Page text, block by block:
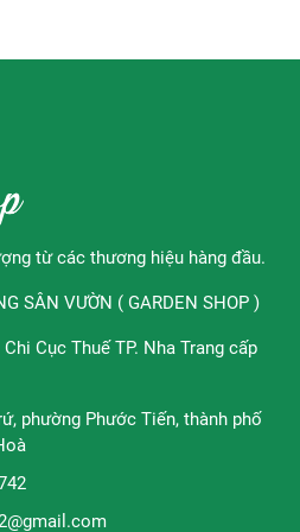
cho da, giúp da săn chắc và
hấp thụ dưỡng chất, mang
cấp dưỡng chất hiệu quả hơn.
mắt mịn và sáng hơn.
thể cất sản phẩm vào tủ lạnh
lạnh đầu lăn sẽ giúp vùng da
ra tay vì tay có thể chứa nhiều
sẽ dễ lên mụn ẩn.
từ các thương hiệu hàng đầu.
SÂN VƯỜN ( GARDEN SHOP )
Cục Thuế TP. Nha Trang cấp
phường Phước Tiến, thành phố